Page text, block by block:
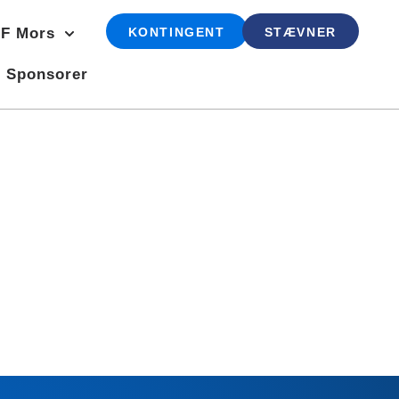
Mors
Sponsorer
KONTINGENT STÆVNER